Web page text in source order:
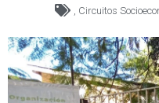
Circuitos